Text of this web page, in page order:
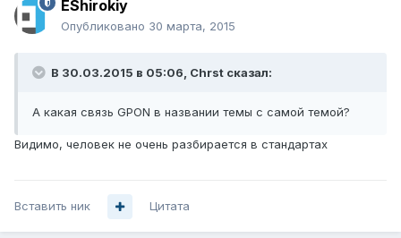
EShirokiy
Опубликовано 30 марта, 2015
В 30.03.2015 в 05:06, Chrst сказал:
А какая связь GPON в названии темы с самой темой?
Видимо, человек не очень разбирается в стандартах
Вставить ник Цитата